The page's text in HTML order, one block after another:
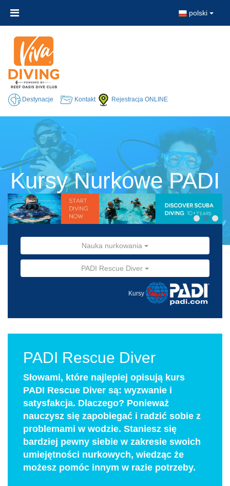
polski
Destynacje Kontakt Rejestracja ONLINE
Kursy Nurkowe PADI
Nauka nurkowania
PADI Rescue Diver
Kursy
PADI Rescue Diver
Słowami, które najlepiej opisują kurs
PADI Rescue Diver są: wyzwanie i
satysfakcja. Dlaczego? Ponieważ
nauczysz się zapobiegać i radzić sobie z
problemami w wodzie. Staniesz się
bardziej pewny siebie w zakresie swoich
umiejętności nurkowych, wiedząc że
możesz pomóc innym w razie potrzeby.